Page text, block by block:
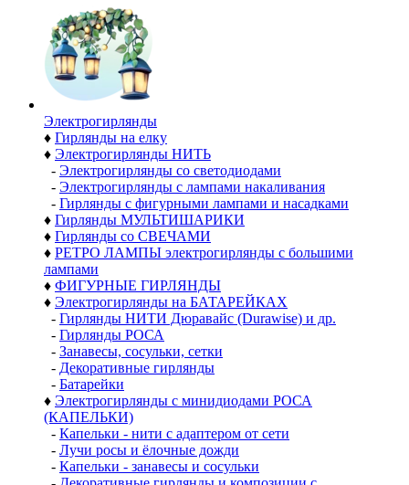
Электро­гирлянды
♦ Гирлянды на елку
♦ Электрогирлянды НИТЬ
- Электрогирлянды со светодиодами
- Электрогирлянды с лампами накаливания
- Гирлянды с фигурными лампами и насадками
♦ Гирлянды МУЛЬТИШАРИКИ
♦ Гирлянды со СВЕЧАМИ
♦ РЕТРО ЛАМПЫ электрогирлянды с большими
лампами
♦ ФИГУРНЫЕ ГИРЛЯНДЫ
♦ Электрогирлянды на БАТАРЕЙКАХ
- Гирлянды НИТИ Дюравайс (Durawise) и др.
- Гирлянды РОСА
- Занавесы, сосульки, сетки
- Декоративные гирлянды
- Батарейки
♦ Электрогирлянды с минидиодами РОСА
(КАПЕЛЬКИ)
- Капельки - нити с адаптером от сети
- Лучи росы и ёлочные дожди
- Капельки - занавесы и сосульки